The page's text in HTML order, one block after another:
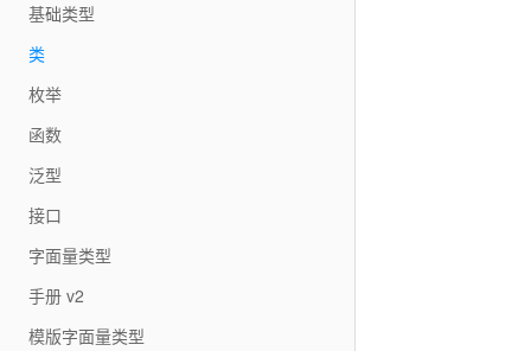
基础类型
类
枚举
函数
泛型
接口
字面量类型
手册 v2
模版字面量类型